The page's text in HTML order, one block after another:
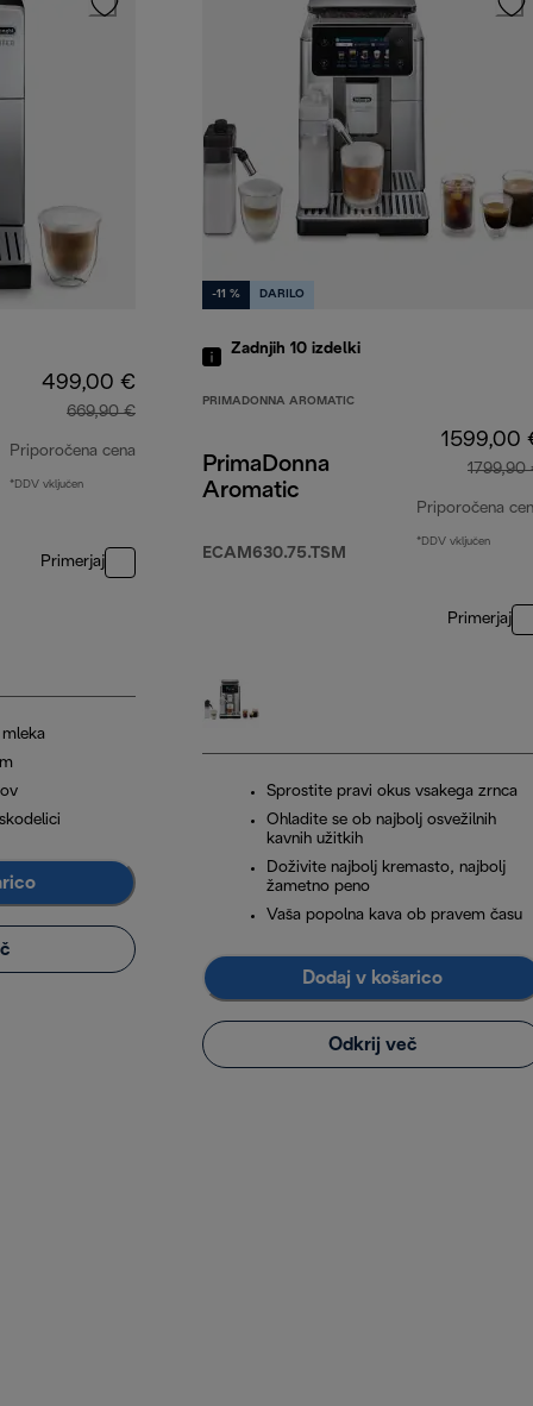
499,00 €
669,90 €
Priporočena cena
izvirna cena 669,90 €
*DDV vključen
Primerjaj
-11 % DARILO
Zadnjih 10 izdelki
PRIMADONNA AROMATIC
PrimaDonna
Aromatic
ECAM630.75.TSM
1599,00
1799,90
Priporočena
*DDV vključen
Primerjaj
Sprostite pravi okus vsakega zrnca
Ohladite se ob najbolj osvežilnih
kavnih užitkih
Doživite najbolj kremasto, najbolj
žametno peno
Vaša popolna kava ob pravem času
Dodaj v košarico
Odkrij več